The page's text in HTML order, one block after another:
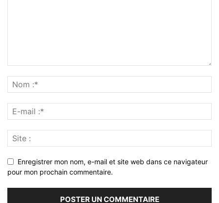
Enregistrer mon nom, e-mail et site web dans ce navigateur
pour mon prochain commentaire.